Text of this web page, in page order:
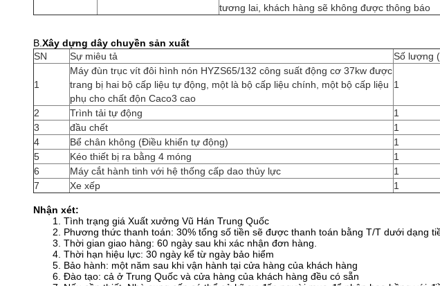
tương lai, khách hàng sẽ không được thông báo
B. Xây dựng dây chuyền sản xuất
SN
Sự miêu tả Số lượng
1
Máy đùn trục vít đôi hình nón HYZS65/132 công suất động cơ 37kw được
trang bị hai bộ cấp liệu tự động, một là bộ cấp liệu chính, một bộ cấp liệu
phụ cho chất độn Caco3 cao
1
2 Trình tải tự động
1
3
đầu chết
1
4
Bể chân không (Điều khiển tự động)
1
5
Kéo thiết bị ra bằng 4 móng
1
6
Máy cắt hành tinh với hệ thống cấp dao thủy lực
1
7
Xe xếp 1
Nhận xét:
1. Tình trạng giá Xuất xưởng Vũ Hán Trung Quốc
2. Phương thức thanh toán: 30% tổng số tiền sẽ được thanh toán bằng T/T dưới dạng
3. Thời gian giao hàng: 60 ngày sau khi xác nhận đơn hàng.
4. Thời hạn hiệu lực: 30 ngày kể từ ngày bảo hiểm
5. Bảo hành: một năm sau khi vận hành tại cửa hàng của khách hàng
6. Đào tạo: cả ở Trung Quốc và cửa hàng của khách hàng đều có sẵn